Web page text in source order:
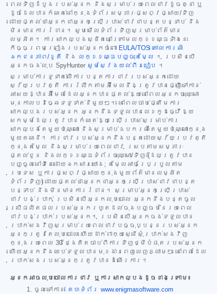
ពេលទិញដំបូងរបស់អ្នក និងសម្រាប់រយៈពេលជាវដូចគ្នា ឬ
ដូចដែលបានកំណត់នៅក្នុងទំព័រសម្ភារៈផ្សព្វផ្សាយ/ទិញ
ដោយផ្តល់ថាអ្នកជាអ្នកប្រើប្រាស់ជាវជាបន្តបន្ទាប់ និង
មិនមានការរំខាន។ សូមមើលទំព័រទិញសម្រាប់ព័ត៌មាន
លម្អិត។ ការសាកល្បងស្ថិតនៅក្រោមលក្ខខណ្ឌទាំងនេះ
កិច្ចព្រមព្រៀងរបស់អ្នកចំពោះ EULA/TOS គោលការណ៍
ឯកជនភាព/ខូគី
និង លក្ខខណ្ឌបញ្ចុះតម្លៃ ។ ប្រសិនបើ
អ្នកចង់លុប SpyHunter សូមស្វែងយល់ពីរបៀប ។
សម្រាប់ការទូទាត់លើការបន្តការជាវរបស់អ្នកដោយ
ស្វ័យប្រវត្តិ ការរំលឹកតាមអ៊ីមែលនឹងត្រូវបានផ្ញើទៅកាន់
អាសយដ្ឋានអ៊ីមែលដែលអ្នកបានផ្តល់ឱ្យនៅពេលអ្នកចុះឈ្មោះ
មុនកាលបរិច្ឆេទទូទាត់នីមួយៗ។ នៅពេលចាប់ផ្តើមការ
សាកល្បងរបស់អ្នក អ្នកនឹងទទួលបានលេខកូដធ្វើឱ្យ
សកម្មដែលត្រូវបានកំណត់ឱ្យប្រើប្រាស់សម្រាប់ការ
សាកល្បងតែមួយប៉ុណ្ណោះ និងសម្រាប់ឧបករណ៍តែមួយប៉ុណ្ណោះក្នុង
មួយគណនី។ ការជាវរបស់អ្នកនឹងបន្តដោយស្វ័យប្រវត្តិ
ក្នុងតម្លៃ និងសម្រាប់រយៈពេលជាវ ស្របតាមសម្ភារៈ
ផ្តល់ជូន និងលក្ខខណ្ឌទំព័រចុះឈ្មោះ/ទិញ (ដែលត្រូវបាន
បញ្ចូលនៅទីនេះដោយឯកសារយោង; តម្លៃអាចប្រែប្រួលតាម
ប្រទេស ឬការផ្សព្វផ្សាយក្នុងមួយព័ត៌មានលម្អិត
ទំព័រទិញ) ដោយផ្តល់ថាអ្នកជាអ្នកប្រើប្រាស់ជាវជាបន្ត
បន្ទាប់ និងមិនមានការរំខាន។ សម្រាប់អ្នកប្រើប្រាស់
ជាវបង់ប្រាក់ ប្រសិនបើអ្នកលុបចោល អ្នកនឹងបន្តចូល
ប្រើផលិតផលរបស់អ្នករហូតដល់ចុងបញ្ចប់នៃរយៈពេល
ជាវបង់ប្រាក់របស់អ្នក។ ប្រសិនបើអ្នកចង់ទទួលបាន
ប្រាក់សងវិញសម្រាប់រយៈពេលជាវបច្ចុប្បន្នរបស់អ្នក
អ្នកត្រូវតែលុបចោល ហើយដាក់ពាក្យស្នើសុំប្រាក់សងវិញ
ក្នុងរយៈពេល 30 ថ្ងៃគិតចាប់ពីការទិញថ្មីបំផុតរបស់អ្នក
ហើយអ្នកនឹងឈប់ទទួលបានមុខងារពេញលេញភ្លាមៗ នៅពេលដែល
ប្រាក់សងរបស់អ្នកត្រូវបានដំណើរការ។
អ្នកអាចលុបចោលការជាវ ឬការសាកល្បងដូចខាងក្រោម៖
ចូលទៅកាន់ គេហទំព័រ www.enigmasoftware.com